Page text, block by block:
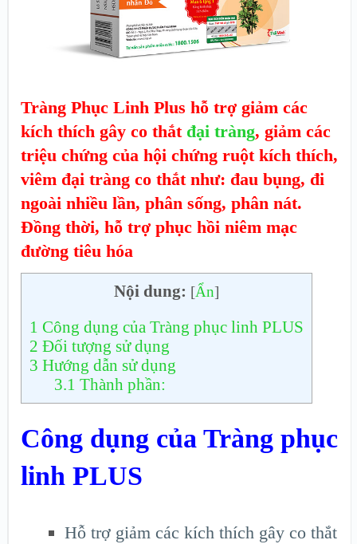
Tràng Phục Linh Plus hỗ trợ giảm các
kích thích gây co thắt đại tràng, giảm các
triệu chứng của hội chứng ruột kích thích,
viêm đại tràng co thắt như: đau bụng, đi
ngoài nhiều lần, phân sống, phân nát.
Đồng thời, hỗ trợ phục hồi niêm mạc
đường tiêu hóa
Nội dung: [Ẩn]
1 Công dụng của Tràng phục linh PLUS
2 Đối tượng sử dụng
3 Hướng dẫn sử dụng
3.1 Thành phần:
Công dụng của Tràng phục
linh PLUS
Hỗ trợ giảm các kích thích gây co thắt